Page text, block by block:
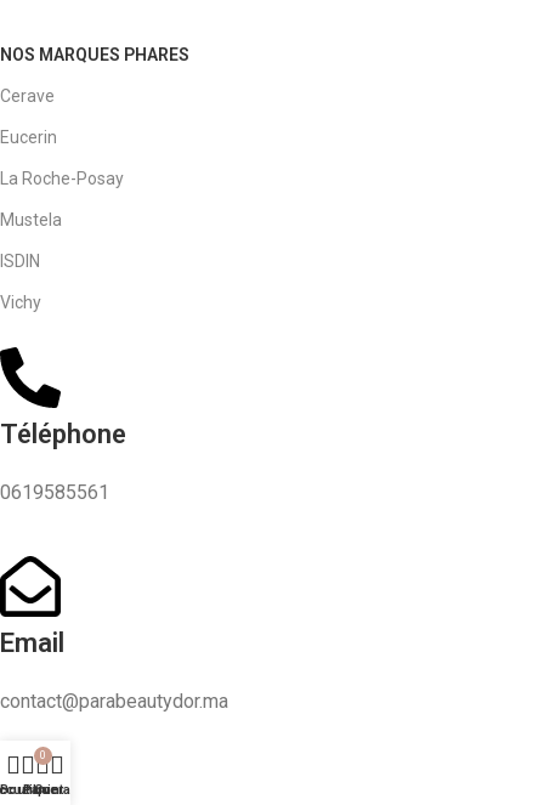
NOS MARQUES PHARES
Cerave
Eucerin
La Roche-Posay
Mustela
ISDIN
Vichy
Téléphone
0619585561
Email
contact@parabeautydor.ma
Boutique
0
Panier
Contact